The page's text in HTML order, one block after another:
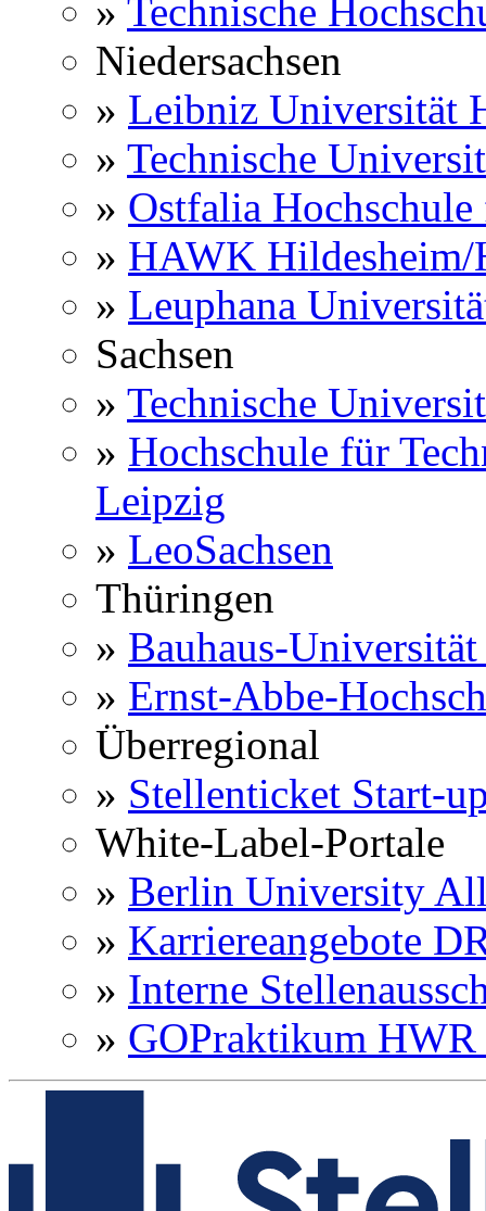
» Technische
Niedersachsen
» Leibniz Universität
» Technische
» Ostfalia Hochschule
» HAWK
» Leuphana
Sachsen
» Technische
» Hochschule für
Leipzig
» LeoSachsen
Thüringen
» Bauhaus-
» Ernst-Abbe-
Überregional
» Stellenticket Start-
White-Label-Portale
» Berlin University
» Karriereangebote
» Interne
» GOPraktikum